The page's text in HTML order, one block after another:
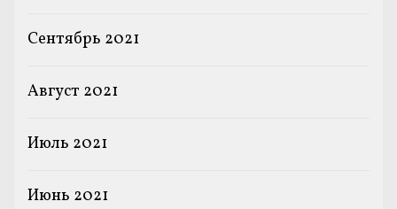
Сентябрь 2021
Август 2021
Июль 2021
Июнь 2021